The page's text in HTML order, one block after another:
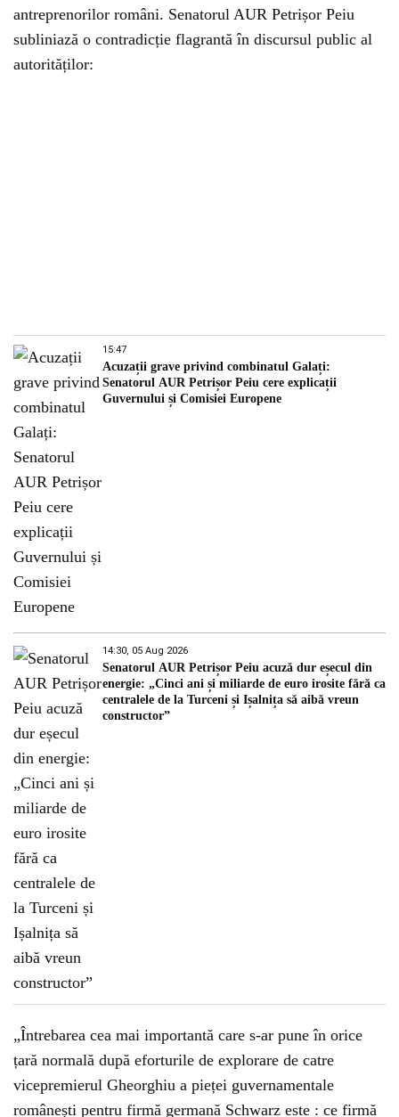
antreprenorilor români. Senatorul AUR Petrișor Peiu
subliniază o contradicție flagrantă în discursul public al
autorităților:
15:47
Acuzații grave privind combinatul Galați:
Senatorul AUR Petrișor Peiu cere explicații
Guvernului și Comisiei Europene
14:30, 05 Aug 2026
Senatorul AUR Petrișor Peiu acuză dur eșecul din
energie: „Cinci ani și miliarde de euro irosite fără ca
centralele de la Turceni și Ișalnița să aibă vreun
constructor”
„Întrebarea cea mai importantă care s-ar pune în orice
țară normală după eforturile de explorare de catre
vicepremierul Gheorghiu a pieței guvernamentale
românești pentru firmă germană Schwarz este : ce firmă